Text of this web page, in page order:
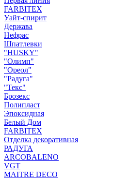
FARBITEX
Уайт-спирит
Держава
Нефрас
Шпатлевки
"HUSKY"
"Олимп"
"Ореол"
"Радуга"
"Текс"
Брозекс
Полипласт
Эпоксидная
Белый Дом
FARBITEX
Отделка декоративная
РАДУГА
ARCOBALENO
VGT
MAITRE DECO